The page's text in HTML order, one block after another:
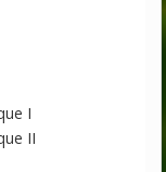
I
II